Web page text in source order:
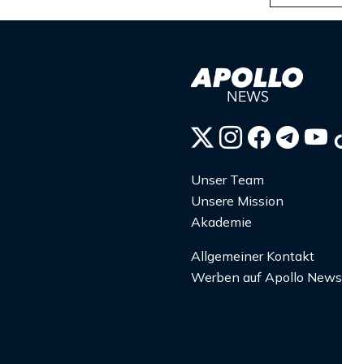
Unser Team
Unsere Mission
Akademie
Allgemeiner Kontakt
Werben auf Apollo News